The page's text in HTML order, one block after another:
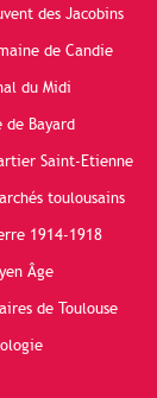
des Jacobins
de Candie
du Midi
de Bayard
Saint-Etienne
toulousains
1914-1918
Âge
de Toulouse